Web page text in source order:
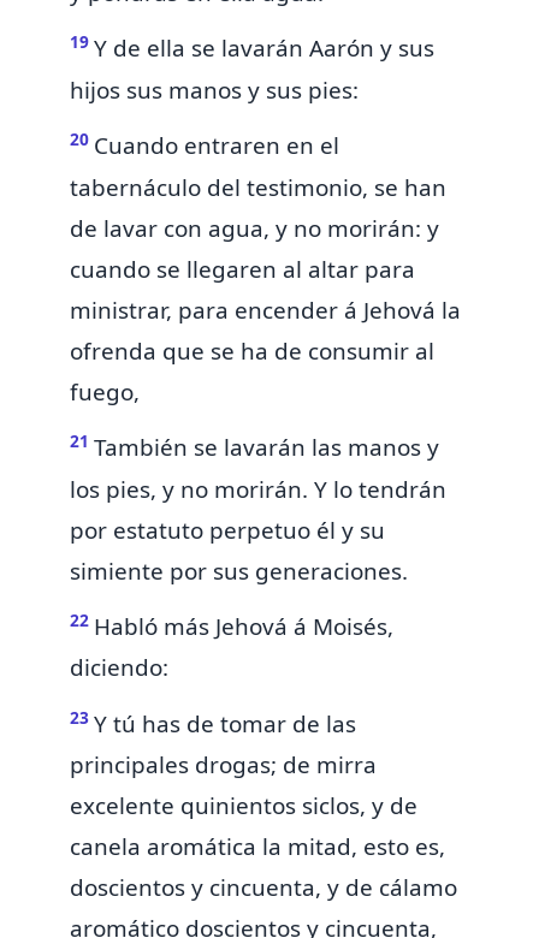
19 Y de ella se lavarán Aarón y sus
hijos sus manos y sus pies:
20 Cuando entraren en el
tabernáculo del testimonio, se han
de lavar con agua, y no morirán: y
cuando se llegaren al altar para
ministrar, para encender á Jehová la
ofrenda que se ha de consumir al
fuego,
21 También se lavarán las manos y
los pies, y no morirán. Y lo tendrán
por estatuto perpetuo él y su
simiente por sus generaciones.
22 Habló más Jehová á Moisés,
diciendo:
23 Y tú has de tomar de las
principales drogas; de mirra
excelente quinientos siclos, y de
canela aromática la mitad, esto es,
doscientos y cincuenta, y de cálamo
aromático doscientos y cincuenta,